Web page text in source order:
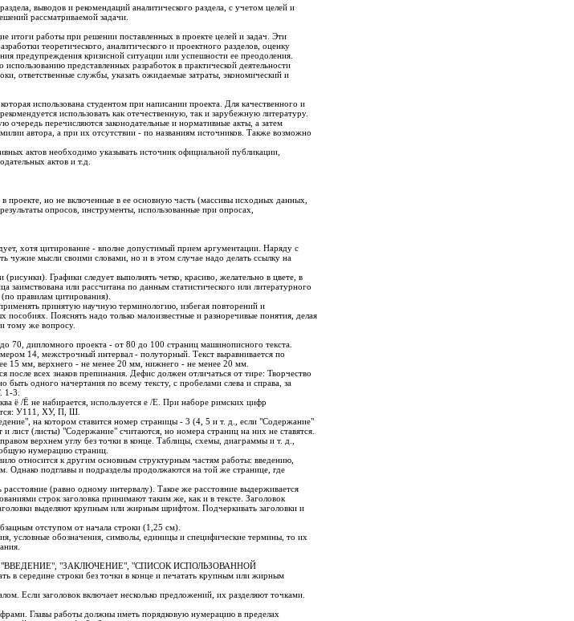
выводов и рекомендаций аналитического раздела, с учетом целей и
рассматриваемой задачи.
итоги работы при решении поставленных в проекте целей и задач. Эти
теоретического, аналитического и проектного разделов, оценку
предупреждения кризисной ситуации или успешности ее преодоления.
представленных разработок в практической деятельности
ответственные службы, указать ожидаемые затраты, экономический и
использована студентом при написании проекта. Для качественного и
использовать как отечественную, так и зарубежную литературу.
очередь перечисляются законодательные и нормативные акты, а затем
автора, а при их отсутствии - по названиям источников. Также возможно
актов необходимо указывать источник официальной публикации,
актов и т.д.
но не включенные в ее основную часть (массивы исходных данных,
опросов, инструменты, использованные при опросах,
хотя цитирование - вполне допустимый прием аргументации. Наряду с
чужие мысли своими словами, но и в этом случае надо делать ссылку на
Графики следует выполнять четко, красиво, желательно в цвете, в
заимствована или рассчитана по данным статистического или литературного
правилам цитирования).
принятую научную терминологию, избегая повторений и
Пояснять надо только малоизвестные и разноречивые понятия, делая
тому же вопросу.
70, дипломного проекта - от 80 до 100 страниц машинописного текста.
14, межстрочный интервал - полуторный. Текст выравнивается по
15 мм, верхнего - не менее 20 мм, нижнего - не менее 20 мм.
после всех знаков препинания. Дефис должен отличаться от тире: Творчество
одного начертания по всему тексту, с пробелами слева и справа, за
1-3.
ё /Ё не набирается, используется е /Е. При наборе римских цифр
У111, ХУ, П, Ш.
на котором ставится номер страницы - 3 (4, 5 и т. д., если "Содержание"
лист (листы) "Содержание" считаются, но номера страниц на них не ставятся.
верхнем углу без точки в конце. Таблицы, схемы, диаграммы и т. д.,
нумерацию страниц.
относится к другим основным структурным частям работы: введению,
Однако подглавы и подразделы продолжаются на той же странице, где
(равно одному интервалу). Такое же расстояние выдерживается
строк заголовка принимают таким же, как и в тексте. Заголовок
выделяют крупным или жирным шрифтом. Подчеркивать заголовки и
отступом от начала строки (1,25 см).
условные обозначения, символы, единицы и специфические термины, то их
"ВВЕДЕНИЕ", "ЗАКЛЮЧЕНИЕ", "СПИСОК ИСПОЛЬЗОВАННОЙ
в середине строки без точки в конце и печатать крупным или жирным
Если заголовок включает несколько предложений, их разделяют точками.
Главы работы должны иметь порядковую нумерацию в пределах